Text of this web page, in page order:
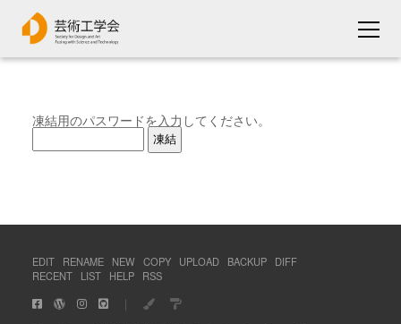
凍結用のパスワードを入力してください。
EDIT RENAME NEW COPY UPLOAD BACKUP
DIFF
RECENT
LIST HELP RSS
｜